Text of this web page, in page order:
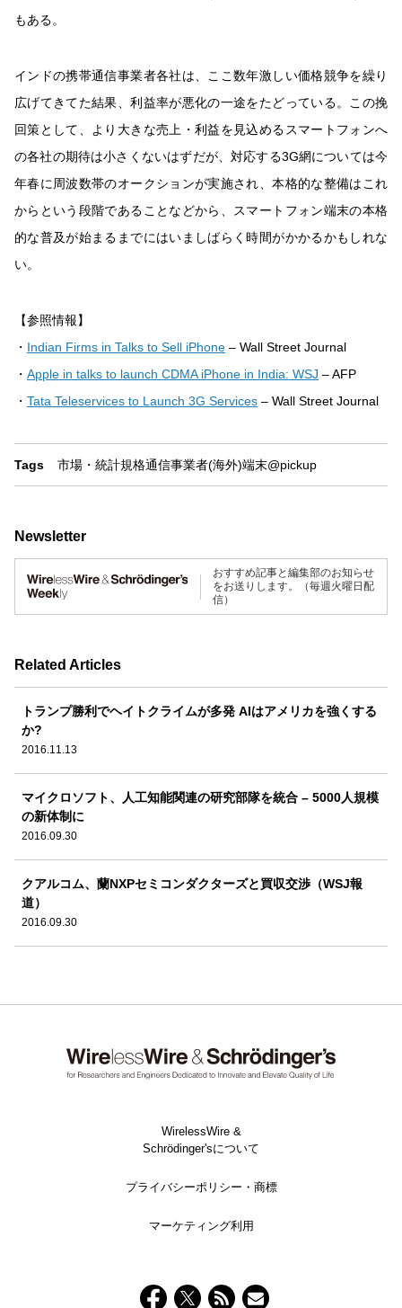
もある。
インドの携帯通信事業者各社は、ここ数年激しい価格競争を繰り
広げてきてた結果、利益率が悪化の一途をたどっている。この挽
回策として、より大きな売上・利益を見込めるスマートフォンへ
の各社の期待は小さくないはずだが、対応する3G網については今
年春に周波数帯のオークションが実施され、本格的な整備はこれ
からという段階であることなどから、スマートフォン端末の本格
的な普及が始まるまでにはいましばらく時間がかかるかもしれな
い。
【参照情報】
・ Indian Firms in Talks to Sell iPhone – Wall Street Journal
・ Apple in talks to launch CDMA iPhone in India: WSJ – AFP
・ Tata Teleservices to Launch 3G Services – Wall Street Journal
Tags 市場・統計規格通信事業者(海外)端末@pickup
Newsletter
おすすめ記事と編集部のお知らせ
をお送りします。（毎週火曜日配
信）
Related Articles
トランプ勝利でヘイトクライムが多発 AIはアメリカを強くする
か?
2016.11.13
マイクロソフト、人工知能関連の研究部隊を統合 – 5000人規模
の新体制に
2016.09.30
クアルコム、蘭NXPセミコンダクターズと買収交渉（WSJ報
道）
2016.09.30
WirelessWire &
Schrödinger'sについて
プライバシーポリシー・商標
マーケティング利用